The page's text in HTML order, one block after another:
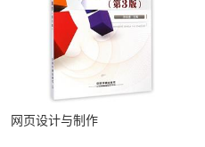
网页设计与制作